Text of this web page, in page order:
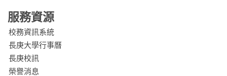
服務資源
校務資訊系統
長庚大學行事曆
長庚校訊
榮譽消息